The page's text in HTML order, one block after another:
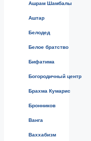
Ашрам Шамбалы
Аштар
Белодед
Белое братство
Бифатима
Богородичный центр
Брахма Кумарис
Бронников
Ванга
Ваххабизм